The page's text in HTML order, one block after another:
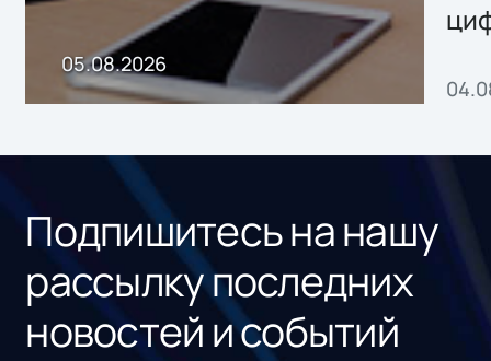
05.08.2026
Подпишитесь на нашу
рассылку последних
новостей и событий